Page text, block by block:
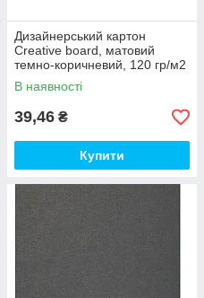
Дизайнерський картон
Creative board, матовий
темно-коричневий, 120 гр/м2
В наявності
39,46 ₴
Купити